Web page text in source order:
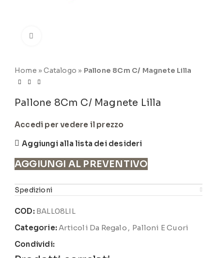
Home »Catalogo » Pallone 8Cm C/ Magnete Lilla
Pallone 8Cm C/ Magnete Lilla
Accedi per vedere il prezzo
Aggiungi alla lista dei desideri
AGGIUNGI AL PREVENTIVO
Spedizioni
COD: BALL08LIL
Categorie: Articoli Da Regalo , Palloni E Cuori
Condividi: